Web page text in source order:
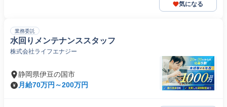
気になる
業務委託
水回りメンテナンススタッフ
株式会社ライフエナジー
静岡県伊豆の国市
月給70万円～200万円